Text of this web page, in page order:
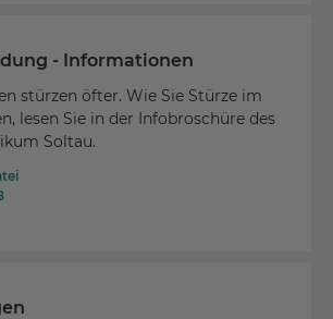
- Informationen
stürzen öfter. Wie Sie Stürze im
lesen Sie in der Infobroschüre des
Soltau.